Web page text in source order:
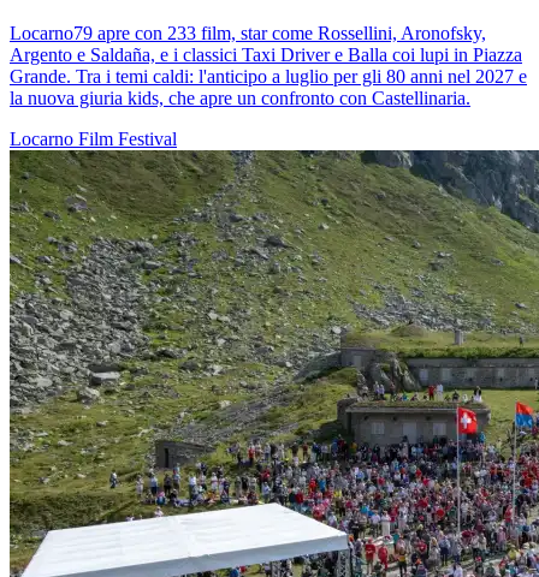
Locarno79 apre con 233 film, star come Rossellini, Aronofsky,
Argento e Saldaña, e i classici Taxi Driver e Balla coi lupi in Piazza
Grande. Tra i temi caldi: l'anticipo a luglio per gli 80 anni nel 2027 e
la nuova giuria kids, che apre un confronto con Castellinaria.
Locarno Film Festival